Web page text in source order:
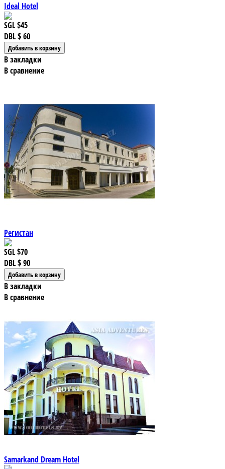
Ideal Hotel
SGL$45
DBL$ 60
В закладки
В сравнение
Регистан
SGL$70
DBL$ 90
В закладки
В сравнение
Samarkand Dream Hotel